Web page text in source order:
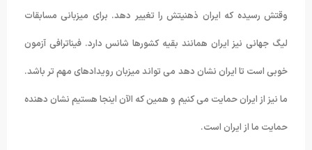
وقتش رسیده که ایران ذهنیتش را تغییر دهد. برای میزبانی مسابقات
لیگ جهانی نیز ایران همانند بقیه کشورها شانس دارد. فیناترافی آزمون
خوبی است تا ایران نشان دهد می تواند میزبان رویدادهای مهم تر باشد.
ما نیز از ایران حمایت می کنیم و همین که الآن اینجا هستیم نشان دهنده
حمایت ما از ایران است.